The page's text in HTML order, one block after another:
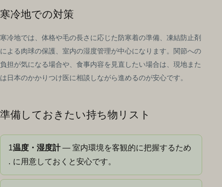
寒冷地での対策
寒冷地では、体格や毛の長さに応じた防寒着の準備、凍結防止剤
による肉球の保護、室内の湿度管理が中心になります。関節への
負担が気になる場合や、食事内容を見直したい場合は、現地また
は日本のかかりつけ医に相談しながら進めるのが安心です。
準備しておきたい持ち物リスト
1
.
温度・湿度計— 室内環境を客観的に把握するため
に用意しておくと安心です。